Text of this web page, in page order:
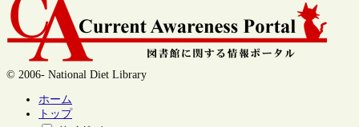
© 2006- National Diet Library
ホーム
トップ